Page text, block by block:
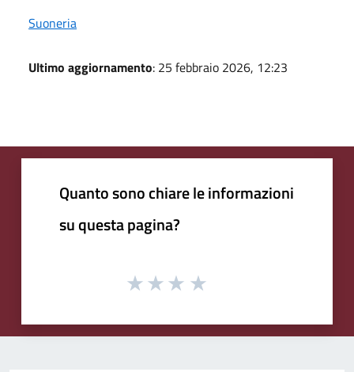
Suoneria
Ultimo aggiornamento: 25 febbraio 2026, 12:23
Quanto sono chiare le informazioni
su questa pagina?